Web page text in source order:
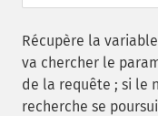
Récupère la
va chercher le
de la requête ; si le
recherche se